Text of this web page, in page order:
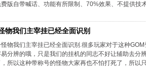
版自带喊话、功能有所限制、70%效果、不提供技
物我们主宰挂已经全面识别
物我们主宰挂已经全面识别.很多玩家对于这种
分辨的哦，只是我们的挂机的同志不好让辅助去分
所以这种带称号的怪物大家再也不怕打死了，所以